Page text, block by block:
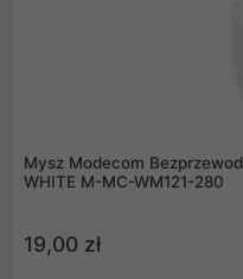
Mysz Modecom
WHITE M-MC-WM121-280
19,00 zł